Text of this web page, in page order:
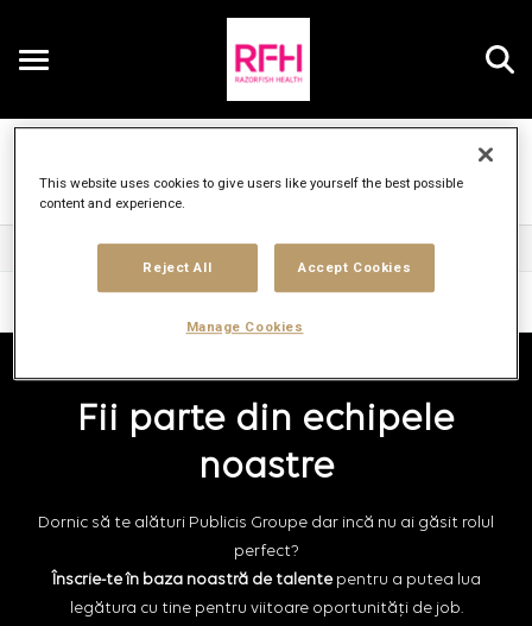
Toggle
RO
Cariere Publicis Groupe
Human Resources
Fii parte din echipele
noastre
Dornic să te alături Publicis Groupe dar incă nu ai găsit rolul
perfect?
Înscrie-te în baza noastră de talentepentru a putea lua
legătura cu tine pentru viitoare oportunități de job.
This website uses cookies to give users like yourself the best possible
content and experience.
Reject All Accept Cookies
Manage Cookies